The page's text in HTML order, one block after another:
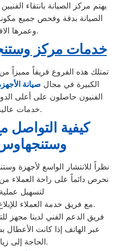
الصيانة بدقة وفحص جميع
وعمرها الافتراضي.
خدمات مركز
تمتلك هذه الفروع فريقاً مميزاً
الكبيرة في مجال صيانة
الفنيون حاصلون على أعلى
خدمات عالية الجودة.
كيفية التواصل
نظراً للانتشار الواسع لأجهزة
نحرص دائماً على راحة العملاء
لتسهيل
مع فريق خدمة العملاء للإبلاغ عن الشكاوى والأعطال.
فريق الدعم الفني لدينا مجهز
عبر الهاتف إذا كانت الأعطال
الحاجة إلى زيارة ميدانية.